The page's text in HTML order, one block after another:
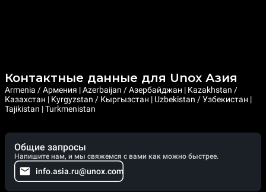
Контактные данные для Unox Азия
Armenia / Армения | Azerbaijan / Азербайджан | Kazakhstan /
Казахстан | Kyrgyzstan / Кыргызстан | Uzbekistan / Узбекистан |
Tajikistan | Turkmenistan
Общие запросы
Напишите нам, и мы свяжемся с вами как можно быстрее.
info.asia.ru@unox.com